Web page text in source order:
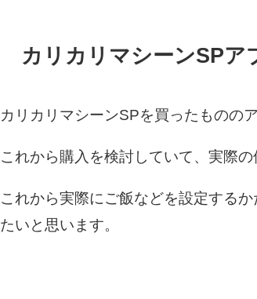
カリカリマシーンSPア
カリカリマシーンSPを買ったものの
これから購入を検討していて、実際
これから実際にご飯などを設定する
たいと思います。